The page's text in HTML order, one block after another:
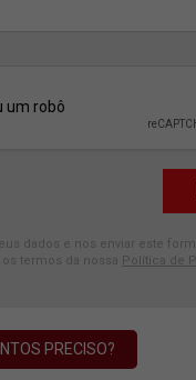
dados e nos enviar este
termos da nossa Política de
PRECISO?